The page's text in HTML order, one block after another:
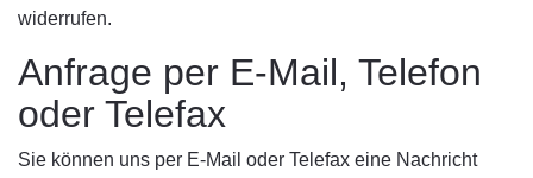
widerrufen.
Anfrage per E-Mail, Telefon
oder Telefax
Sie können uns per E-Mail oder Telefax eine Nachricht